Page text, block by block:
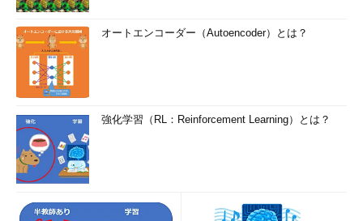
オートエンコーダー（Autoencoder）とは？
強化学習（RL：Reinforcement Learning）とは？